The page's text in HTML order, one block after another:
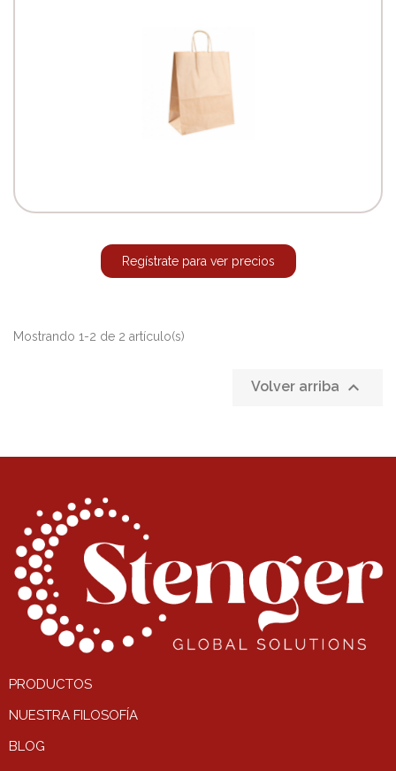
Regístrate para ver precios
Mostrando 1-2 de 2 artículo(s)
Volver arriba 
PRODUCTOS
NUESTRA FILOSOFÍA
BLOG